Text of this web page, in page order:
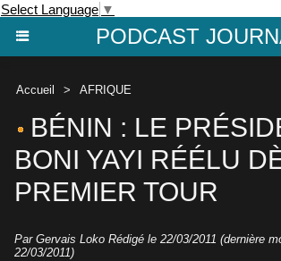
Select Language ▼
PODCAST
Accueil > AFRIQUE
BÉNIN : LE
BONI YAYI RÉÉLU
PREMIER TOUR
Par Gervais Loko Rédigé le 22/03/2011 (dernière
22/03/2011)